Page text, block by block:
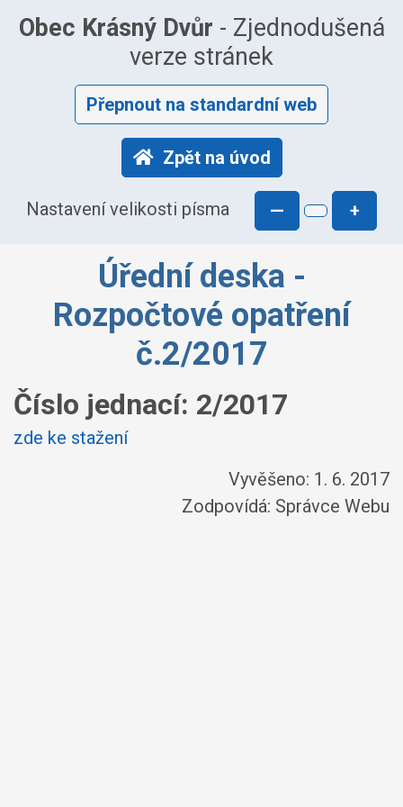
Obec Krásný Dvůr - Zjednodušená
verze stránek
Přepnout na standardní web
Zpět na úvod
Nastavení velikosti písma — +
Úřední deska -
Rozpočtové opatření
č.2/2017
Číslo jednací: 2/2017
zde ke stažení
Vyvěšeno: 1. 6. 2017
Zodpovídá: Správce Webu